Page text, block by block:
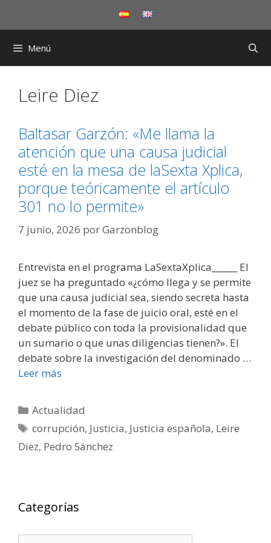
Menú
Leire Diez
Baltasar Garzón: «Me llama la
atención que una causa judicial
esté en la mesa de laSexta Xplica,
porque teóricamente el artículo
301 no lo permite»
7 junio, 2026 porGarzonblog
Entrevista en el programa LaSextaXplica______ El
juez se ha preguntado «¿cómo llega y se permite
que una causa judicial sea, siendo secreta hasta
el momento de la fase de juicio oral, esté en el
debate público con toda la provisionalidad que
un sumario o que unas diligencias tienen?». El
debate sobre la investigación del denominado …
Leer más
Categorías
Actualidad
Etiquetas
corrupción, Justicia, Justicia española, Leire
Diez, Pedro Sánchez
Categorías